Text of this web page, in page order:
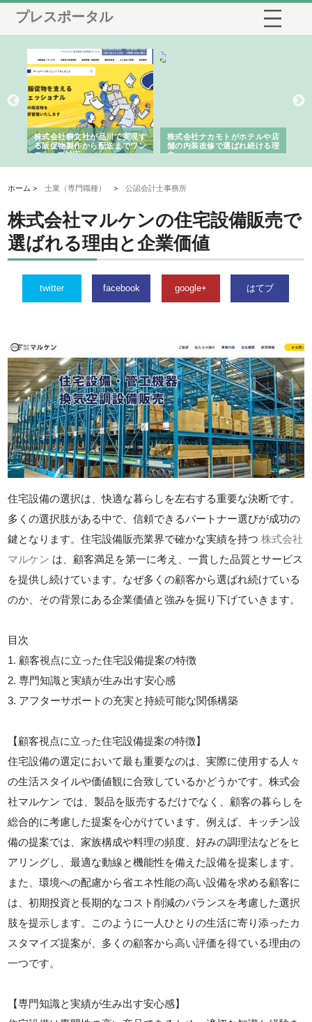
プレスポータル
株式会社耕文社が品川で実現す
る販促物製作から配送までワン
ストップ対応
株式会社ナカモトがホテルや店
舗の内装改修で選ばれ続ける理
由
ホーム >士業（専門職種） >公認会計士事務所
株式会社マルケンの住宅設備販売で
選ばれる理由と企業価値
twitter facebook google+ はてブ
住宅設備の選択は、快適な暮らしを左右する重要な決断です。
多くの選択肢がある中で、信頼できるパートナー選びが成功の
鍵となります。住宅設備販売業界で確かな実績を持つ株式会社
マルケン は、顧客満足を第一に考え、一貫した品質とサービス
を提供し続けています。なぜ多くの顧客から選ばれ続けている
のか、その背景にある企業価値と強みを掘り下げていきます。
目次
1. 顧客視点に立った住宅設備提案の特徴
2. 専門知識と実績が生み出す安心感
3. アフターサポートの充実と持続可能な関係構築
【顧客視点に立った住宅設備提案の特徴】
住宅設備の選定において最も重要なのは、実際に使用する人々
の生活スタイルや価値観に合致しているかどうかです。株式会
社マルケン では、製品を販売するだけでなく、顧客の暮らしを
総合的に考慮した提案を心がけています。例えば、キッチン設
備の提案では、家族構成や料理の頻度、好みの調理法などをヒ
アリングし、最適な動線と機能性を備えた設備を提案します。
また、環境への配慮から省エネ性能の高い設備を求める顧客に
は、初期投資と長期的なコスト削減のバランスを考慮した選択
肢を提示します。このように一人ひとりの生活に寄り添ったカ
スタマイズ提案が、多くの顧客から高い評価を得ている理由の
一つです。
【専門知識と実績が生み出す安心感】